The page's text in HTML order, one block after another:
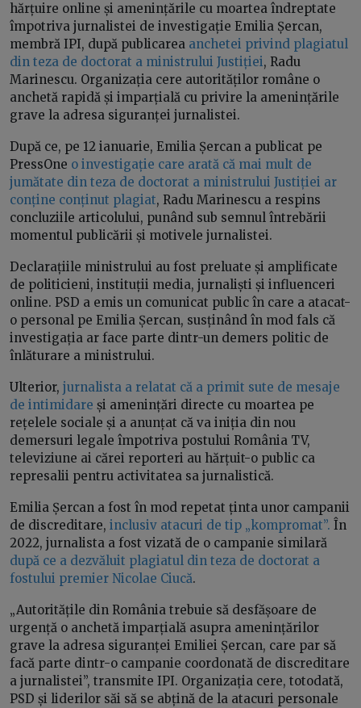
hărțuire online și amenințările cu moartea îndreptate
împotriva jurnalistei de investigație Emilia Șercan,
membră IPI, după publicarea anchetei privind plagiatul
din teza de doctorat a ministrului Justiției, Radu
Marinescu. Organizația cere autorităților române o
anchetă rapidă și imparțială cu privire la amenințările
grave la adresa siguranței jurnalistei.
După ce, pe 12 ianuarie, Emilia Șercan a publicat pe
PressOne o investigație care arată că mai mult de
jumătate din teza de doctorat a ministrului Justiției ar
conține conținut plagiat, Radu Marinescu a respins
concluziile articolului, punând sub semnul întrebării
momentul publicării și motivele jurnalistei.
Declarațiile ministrului au fost preluate și amplificate
de politicieni, instituții media, jurnaliști și influenceri
online. PSD a emis un comunicat public în care a atacat-
o personal pe Emilia Șercan, susținând în mod fals că
investigația ar face parte dintr-un demers politic de
înlăturare a ministrului.
Ulterior, jurnalista a relatat că a primit sute de mesaje
de intimidare și amenințări directe cu moartea pe
rețelele sociale și a anunțat că va iniția din nou
demersuri legale împotriva postului România TV,
televiziune ai cărei reporteri au hărțuit-o public ca
represalii pentru activitatea sa jurnalistică.
Emilia Șercan a fost în mod repetat ținta unor campanii
de discreditare, inclusiv atacuri de tip „kompromat”. În
2022, jurnalista a fost vizată de o campanie similară
după ce a dezvăluit plagiatul din teza de doctorat a
fostului premier Nicolae Ciucă.
„Autoritățile din România trebuie să desfășoare de
urgență o anchetă imparțială asupra amenințărilor
grave la adresa siguranței Emiliei Șercan, care par să
facă parte dintr-o campanie coordonată de discreditare
a jurnalistei”, transmite IPI. Organizația cere, totodată,
PSD și liderilor săi să se abțină de la atacuri personale